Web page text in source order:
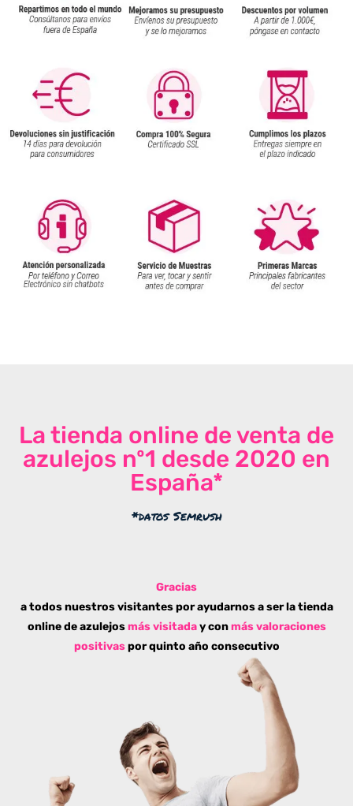
La tienda online de venta de
azulejos nº1 desde 2020 en
España*
*datos Semrush
Gracias
a todos nuestros visitantes por ayudarnos a ser la tienda
online de azulejos más visitaday conmás valoraciones
positivaspor quinto año consecutivo